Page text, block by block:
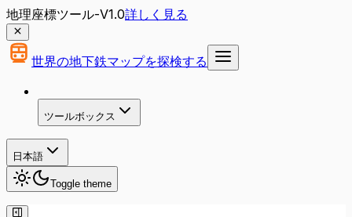
地理座標ツール-V1.0詳しく見る
世界の地下鉄マップを探検する
ツールボックス
日本語
Toggle theme